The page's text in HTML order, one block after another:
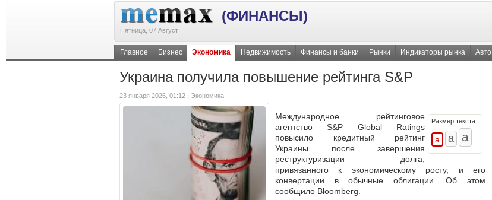
(ФИНАНСЫ)
Пятница, 07 Август
Главное Бизнес Экономика Недвижимость Финансы и банки Рынки Индикаторы рынка Авто
Украина получила повышение рейтинга S&P
23 января 2026, 01:12 Экономика
Размер текста:
Международное рейтинговое
агентство S&P Global Ratings
повысило кредитный рейтинг
Украины после завершения
реструктуризации долга,
привязанного к экономическому росту, и его
конвертации в обычные облигации. Об этом
сообщило Bloomberg.